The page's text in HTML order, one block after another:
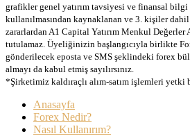
grafikler genel yatırım tavsiyesi ve finansal
kullanılmasından kaynaklanan ve 3. kişiler
zararlardan A1 Capital Yatırım Menkul
tutulamaz. Üyeliğinizin başlangıcıyla birlikte
gönderilecek eposta ve SMS şeklindeki forex
almayı da kabul etmiş sayılırsınız.
*Şirketimiz kaldıraçlı alım-satım işlemleri yetki
Anasayfa
Forex Nedir?
Nasıl Kullanırım?